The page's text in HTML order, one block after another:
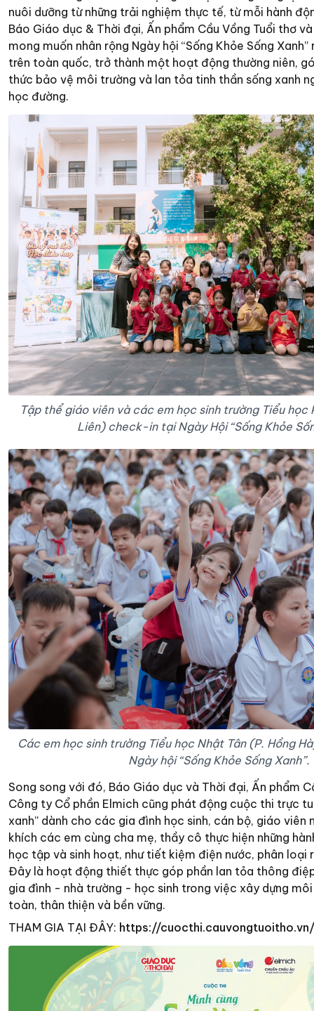
nuôi dưỡng từ những trải nghiệm thực tế, từ mỗi hành
Báo Giáo dục & Thời đại, Ấn phẩm Cầu Vồng Tuổi thơ
mong muốn nhân rộng Ngày hội “Sống Khỏe Sống
trên toàn quốc, trở thành một hoạt động thường niên,
thức bảo vệ môi trường và lan tỏa tinh thần sống xanh
học đường.
Tập thể giáo viên và các em học sinh trường Tiểu học
Liên) check-in tại Ngày Hội “Sống Khỏe
Các em học sinh trường Tiểu học Nhật Tân (P. Hồng
Ngày hội “Sống Khỏe Sống Xanh”.
Song song với đó, Báo Giáo dục và Thời đại, Ấn phẩm
Công ty Cổ phần Elmich cũng phát động cuộc thi trực
xanh” dành cho các gia đình học sinh, cán bộ, giáo viên
khích các em cùng cha mẹ, thầy cô thực hiện những
học tập và sinh hoạt, như tiết kiệm điện nước, phân loại
Đây là hoạt động thiết thực góp phần lan tỏa thông
gia đình - nhà trường - học sinh trong việc xây dựng
toàn, thân thiện và bền vững.
THAM GIA TẠI ĐÂY: https://